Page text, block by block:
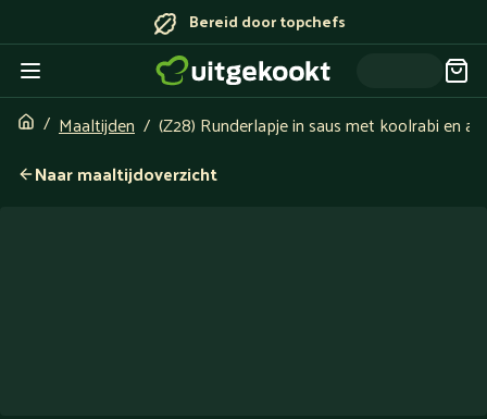
Bereid door topchefs
Maaltijden
(Z28) Runderlapje in saus met koolrabi en
Naar maaltijdoverzicht